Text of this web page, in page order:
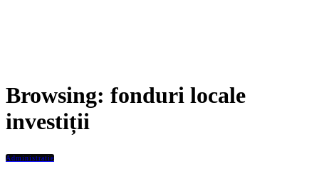
Browsing: fonduri locale
investiții
Administratie